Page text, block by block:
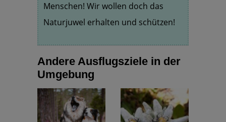
Menschen! Wir wollen doch das
Naturjuwel erhalten und schützen!
Andere Ausflugsziele in der
Umgebung